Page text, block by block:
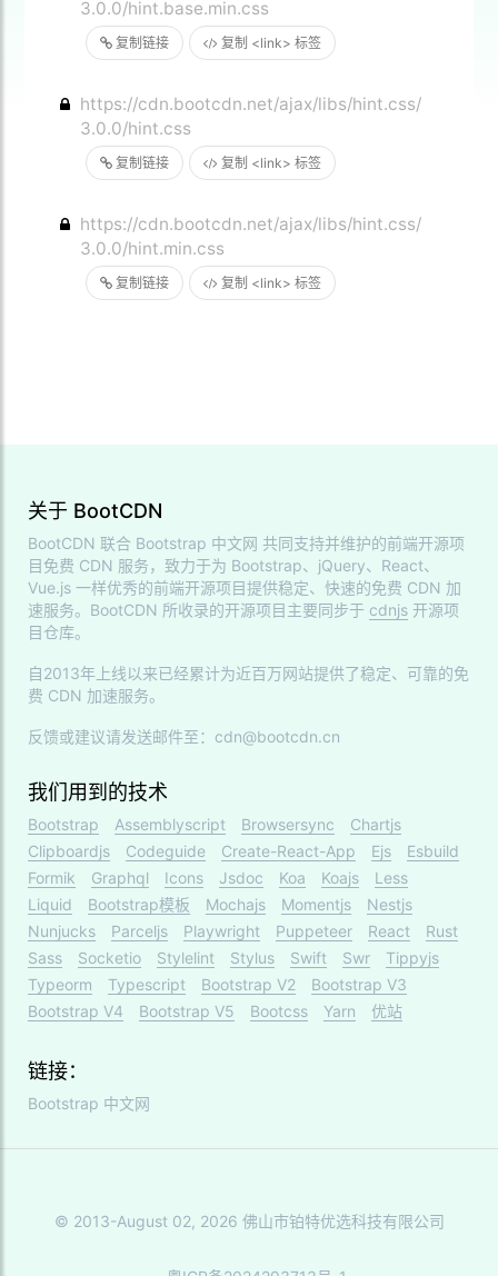
复制链接 复制 <link> 标签
3.0.0/hint.base.min.css
复制链接 复制 <link> 标签
https://cdn.bootcdn.net/ajax/libs/hint.css/
3.0.0/hint.css
复制链接 复制 <link> 标签
https://cdn.bootcdn.net/ajax/libs/hint.css/
3.0.0/hint.min.css
关于 BootCDN
BootCDN 联合 Bootstrap 中文网 共同支持并维护的前端开源项
目免费 CDN 服务，致力于为 Bootstrap、jQuery、React、
Vue.js 一样优秀的前端开源项目提供稳定、快速的免费 CDN 加
速服务。BootCDN 所收录的开源项目主要同步于 cdnjs 开源项
目仓库。
自2013年上线以来已经累计为近百万网站提供了稳定、可靠的免
费 CDN 加速服务。
反馈或建议请发送邮件至：cdn@bootcdn.cn
我们用到的技术
Bootstrap Assemblyscript Browsersync
Chartjs
Clipboardjs
Codeguide Create-React-App Ejs
Esbuild
Formik
Graphql Icons Jsdoc Koa Koajs
Less
Liquid
Bootstrap模板 Mochajs Momentjs
Nestjs
Nunjucks
Parceljs Playwright Puppeteer React
Rust
Sass
Socketio Stylelint Stylus Swift Swr
Tippyjs
Typeorm
Typescript Bootstrap V2
Bootstrap V3
Bootstrap V4
Bootstrap V5 Bootcss Yarn 优站
链接：
Bootstrap 中文网
© 2013-August 02, 2026 佛山市铂特优选科技有限公司